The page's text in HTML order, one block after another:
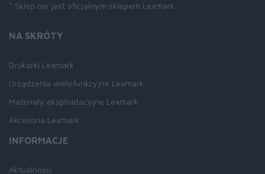
* Sklep nie jest oficjalnym sklepem Lexmark.
NA SKRÓTY
Drukarki Lexmark
Urządzenia wielofunkcyjne Lexmark
Materiały eksploatacyjne Lexmark
Akcesoria Lexmark
INFORMACJE
Aktualności